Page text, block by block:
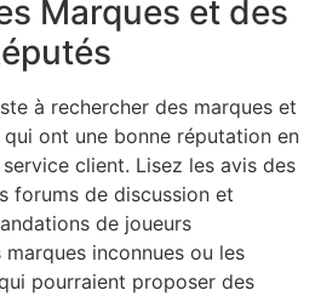
Marques et des
à rechercher des marques et
ont une bonne réputation en
client. Lisez les avis des
forums de discussion et
de joueurs
inconnues ou les
pourraient proposer des